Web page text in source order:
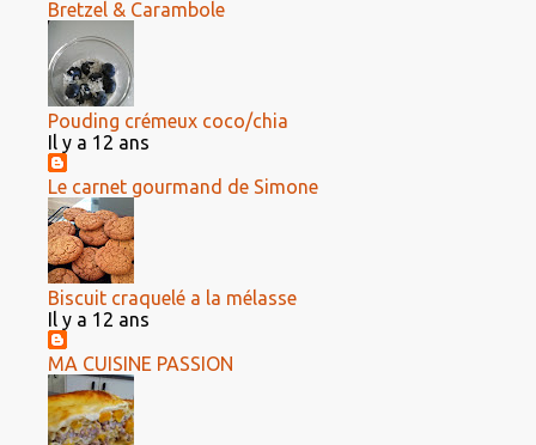
Bretzel & Carambole
Pouding crémeux coco/chia
Il y a 12 ans
Le carnet gourmand de Simone
Biscuit craquelé a la mélasse
Il y a 12 ans
MA CUISINE PASSION